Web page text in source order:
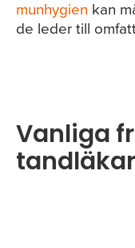
munhygien kan
de leder till
Vanliga